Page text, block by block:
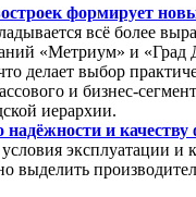
формирует
всё более
«Метриум» и
делает выбор
и бизнес-
иерархии.
и
эксплуатации и
выделить